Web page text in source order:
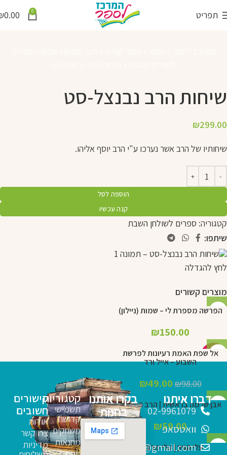
תפריט 0
0.00
שיחות הרב נבנצל-סט
₪299.00
שיחותיו של הרב אשר נערכו ע"י הרב יוסף אליהו.
הוספה לסל
קנה עכשיו
קטגוריה: ספרים לשולחן השבת
שיתפו:
לחץ להגדלה
מוצרים קשורים
הפרשה מספרת לי – שמות (ניילון)
₪150.00
-50%
אל שפת האמת רעיונות לפרשת
השבוע – אייל ורד
₪98.00
₪49.00
אבן שלמה בראשית | הרב קרליבך
₪59.00
עלי הגיון | עלי מרצבך
קטגוריות
תשמישי
קדושה
משחקים
מחנאות
קישורים
חשובים
אודות
צרו קשר
מדיניות
דברו איתנו
02-9961079
וואטסאפ
sfarim.k4@gmail.com
בקרו אותנו
בחנות